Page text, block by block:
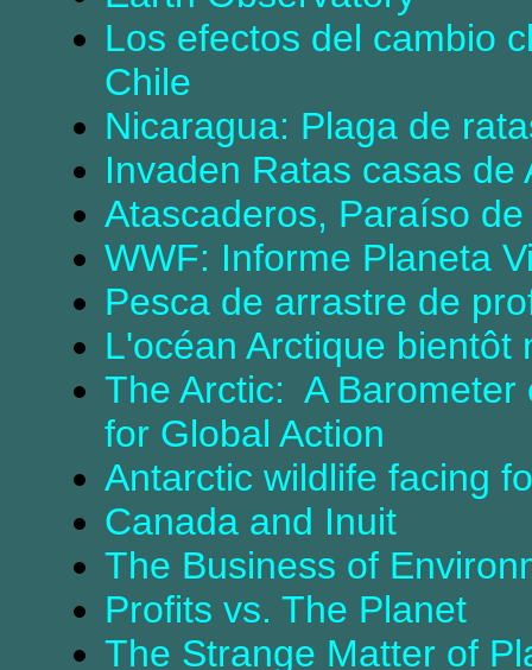
Los efectos del cambio
Chile
Nicaragua: Plaga de
Invaden Ratas casas
Atascaderos, Paraíso
WWF: Informe Planeta
Pesca de arrastre de
L'océan Arctique bientôt
The Arctic: A
for Global Action
Antarctic wildlife facing
Canada and Inuit
The Business of
Profits vs. The Planet
The Strange Matter of